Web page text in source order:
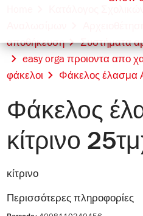
αποθήκευση
Συστήματα
easy orga προιοντα απο
φάκελοι
Φάκελος έλασμα
Φάκελος
κίτρινο
κίτρινο
Περισσότερες πληροφορίες